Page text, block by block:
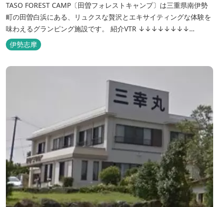
TASO FOREST CAMP〔田曽フォレストキャンプ〕は三重県南伊勢
町の田曽白浜にある、リュクスな贅沢とエキサイティングな体験を
味わえるグランピング施設です。 紹介VTR ↓↓↓↓↓↓↓↓
https://www.youtube.com/watch?v=jpF0wPRjqSw
伊勢志摩